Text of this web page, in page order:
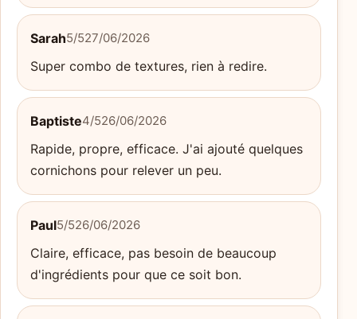
Sarah5/527/06/2026
Super combo de textures, rien à redire.
Baptiste4/526/06/2026
Rapide, propre, efficace. J'ai ajouté quelques
cornichons pour relever un peu.
Paul5/526/06/2026
Claire, efficace, pas besoin de beaucoup
d'ingrédients pour que ce soit bon.